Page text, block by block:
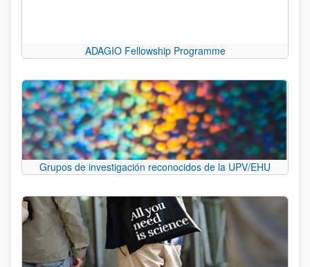
ADAGIO Fellowship Programme
Grupos de investigación reconocidos de la UPV/EHU